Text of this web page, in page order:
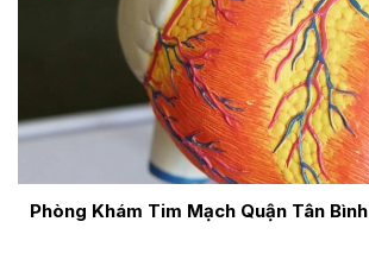
Phòng Khám Tim Mạch Quận Tân Bình